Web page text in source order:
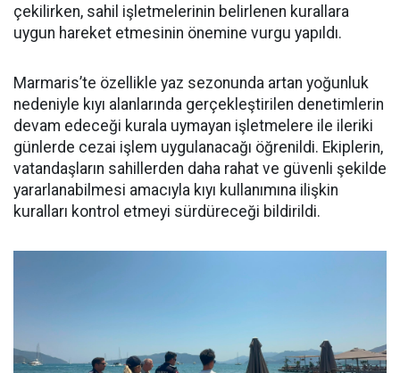
çekilirken, sahil işletmelerinin belirlenen kurallara
uygun hareket etmesinin önemine vurgu yapıldı.
Marmaris’te özellikle yaz sezonunda artan yoğunluk
nedeniyle kıyı alanlarında gerçekleştirilen denetimlerin
devam edeceği kurala uymayan işletmelere ile ileriki
günlerde cezai işlem uygulanacağı öğrenildi. Ekiplerin,
vatandaşların sahillerden daha rahat ve güvenli şekilde
yararlanabilmesi amacıyla kıyı kullanımına ilişkin
kuralları kontrol etmeyi sürdüreceği bildirildi.